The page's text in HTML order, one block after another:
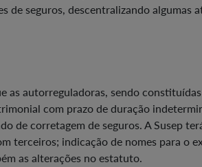
de seguros, descentralizando algumas
as autorreguladoras, sendo
com prazo de duração
de corretagem de seguros. A Susep
terceiros; indicação de nomes para o
as alterações no estatuto.